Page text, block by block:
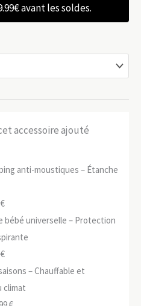
avant les soldes.
accessoire ajouté
anti-moustiques – Étanche
€Le
prix
actuel
est :
48.99 €.
bébé universelle – Protection
€Le
prix
actuel
– Chauffable et
climat